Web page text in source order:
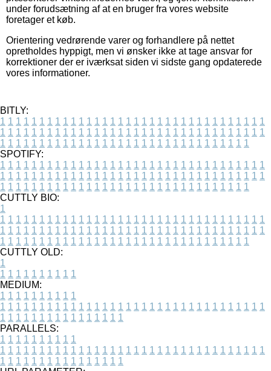
under forudsætning af at en bruger fra vores website
foretager et køb.
Orientering vedrørende varer og forhandlere på nettet
opretholdes hyppigt, men vi ønsker ikke at tage ansvar for
korrektioner der er iværksat siden vi sidste gang opdaterede
vores informationer.
BITLY:
1 1 1 1 1 1 1 1 1 1 1 1 1 1 1 1 1 1 1 1 1 1 1 1 1 1 1 1 1 1 1 1 1 1
1 1 1 1 1 1 1 1 1 1 1 1 1 1 1 1 1 1 1 1 1 1 1 1 1 1 1 1 1 1 1 1 1 1
1 1 1 1 1 1 1 1 1 1 1 1 1 1 1 1 1 1 1 1 1 1 1 1 1 1 1 1 1 1 1 1
SPOTIFY:
1 1 1 1 1 1 1 1 1 1 1 1 1 1 1 1 1 1 1 1 1 1 1 1 1 1 1 1 1 1 1 1 1 1
1 1 1 1 1 1 1 1 1 1 1 1 1 1 1 1 1 1 1 1 1 1 1 1 1 1 1 1 1 1 1 1 1 1
1 1 1 1 1 1 1 1 1 1 1 1 1 1 1 1 1 1 1 1 1 1 1 1 1 1 1 1 1 1 1 1
CUTTLY BIO:
1
1 1 1 1 1 1 1 1 1 1 1 1 1 1 1 1 1 1 1 1 1 1 1 1 1 1 1 1 1 1 1 1 1 1
1 1 1 1 1 1 1 1 1 1 1 1 1 1 1 1 1 1 1 1 1 1 1 1 1 1 1 1 1 1 1 1 1 1
1 1 1 1 1 1 1 1 1 1 1 1 1 1 1 1 1 1 1 1 1 1 1 1 1 1 1 1 1 1 1 1
CUTTLY OLD:
1
1 1 1 1 1 1 1 1 1 1
MEDIUM:
1 1 1 1 1 1 1 1 1 1
1 1 1 1 1 1 1 1 1 1 1 1 1 1 1 1 1 1 1 1 1 1 1 1 1 1 1 1 1 1 1 1 1 1
1 1 1 1 1 1 1 1 1 1 1 1 1 1 1 1
PARALLELS:
1 1 1 1 1 1 1 1 1 1
1 1 1 1 1 1 1 1 1 1 1 1 1 1 1 1 1 1 1 1 1 1 1 1 1 1 1 1 1 1 1 1 1 1
1 1 1 1 1 1 1 1 1 1 1 1 1 1 1 1